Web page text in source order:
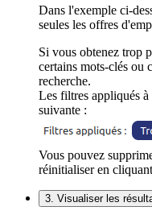
Dans l'exemple ci-
seules les offres
Si vous obtenez trop
certains mots-clés ou
recherche.
Les filtres appliqués à
suivante :
Vous pouvez
réinitialiser en
3. Visualiser les